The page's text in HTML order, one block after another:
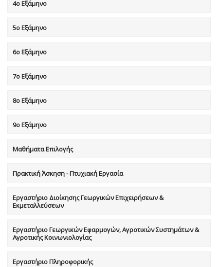
4ο Εξάμηνο
5ο Εξάμηνο
6ο Εξάμηνο
7o Eξάμηνο
8o Eξάμηνο
9ο Εξάμηνο
Μαθήματα Επιλογής
Πρακτική Άσκηση - Πτυχιακή Εργασία
Εργαστήριο Διοίκησης Γεωργικών Επιχειρήσεων &
Εκμεταλλεύσεων
Εργαστήριο Γεωργικών Εφαρμογών, Αγροτικών Συστημάτων &
Αγροτικής Κοινωνιολογίας
Εργαστήριο Πληροφορικής